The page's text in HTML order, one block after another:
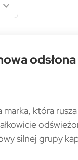
która
silnej grupy